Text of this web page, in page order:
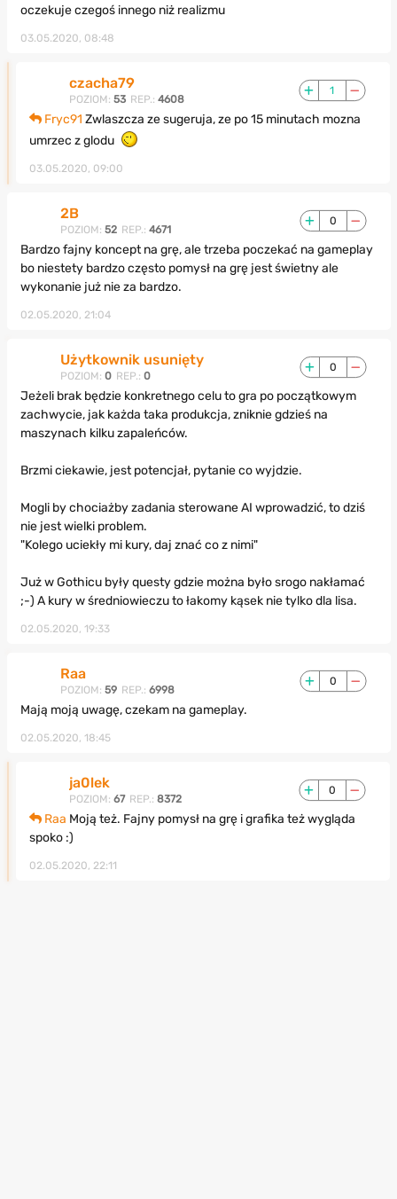
oczekuje czegoś innego niż realizmu
03.05.2020, 08:48
czacha79
POZIOM: 53 REP.: 4608
1
Fryc91 Zwlaszcza ze sugeruja, ze po 15 minutach mozna
umrzec z glodu
03.05.2020, 09:00
2B
POZIOM: 52 REP.: 4671
0
Bardzo fajny koncept na grę, ale trzeba poczekać na gameplay
bo niestety bardzo często pomysł na grę jest świetny ale
wykonanie już nie za bardzo.
02.05.2020, 21:04
Użytkownik usunięty
POZIOM: 0 REP.: 0
0
Jeżeli brak będzie konkretnego celu to gra po początkowym
zachwycie, jak każda taka produkcja, zniknie gdzieś na
maszynach kilku zapaleńców.
Brzmi ciekawie, jest potencjał, pytanie co wyjdzie.
Mogli by chociażby zadania sterowane AI wprowadzić, to dziś
nie jest wielki problem.
"Kolego uciekły mi kury, daj znać co z nimi"
Już w Gothicu były questy gdzie można było srogo nakłamać
;-) A kury w średniowieczu to łakomy kąsek nie tylko dla lisa.
02.05.2020, 19:33
Raa
POZIOM: 59 REP.: 6998
0
Mają moją uwagę, czekam na gameplay.
02.05.2020, 18:45
ja0lek
POZIOM: 67 REP.: 8372
0
Raa Moją też. Fajny pomysł na grę i grafika też wygląda
spoko :)
02.05.2020, 22:11